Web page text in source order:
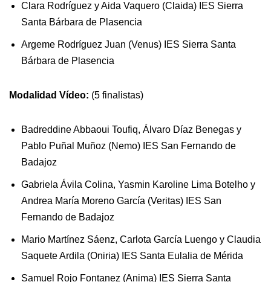
Clara Rodríguez y Aida Vaquero (Claida) IES Sierra
Santa Bárbara de Plasencia
Argeme Rodríguez Juan (Venus) IES Sierra Santa
Bárbara de Plasencia
Modalidad Vídeo: (5 finalistas)
Badreddine Abbaoui Toufiq, Álvaro Díaz Benegas y
Pablo Puñal Muñoz (Nemo) IES San Fernando de
Badajoz
Gabriela Ávila Colina, Yasmin Karoline Lima Botelho y
Andrea María Moreno García (Veritas) IES San
Fernando de Badajoz
Mario Martínez Sáenz, Carlota García Luengo y Claudia
Saquete Ardila (Oniria) IES Santa Eulalia de Mérida
Samuel Rojo Fontanez (Anima) IES Sierra Santa